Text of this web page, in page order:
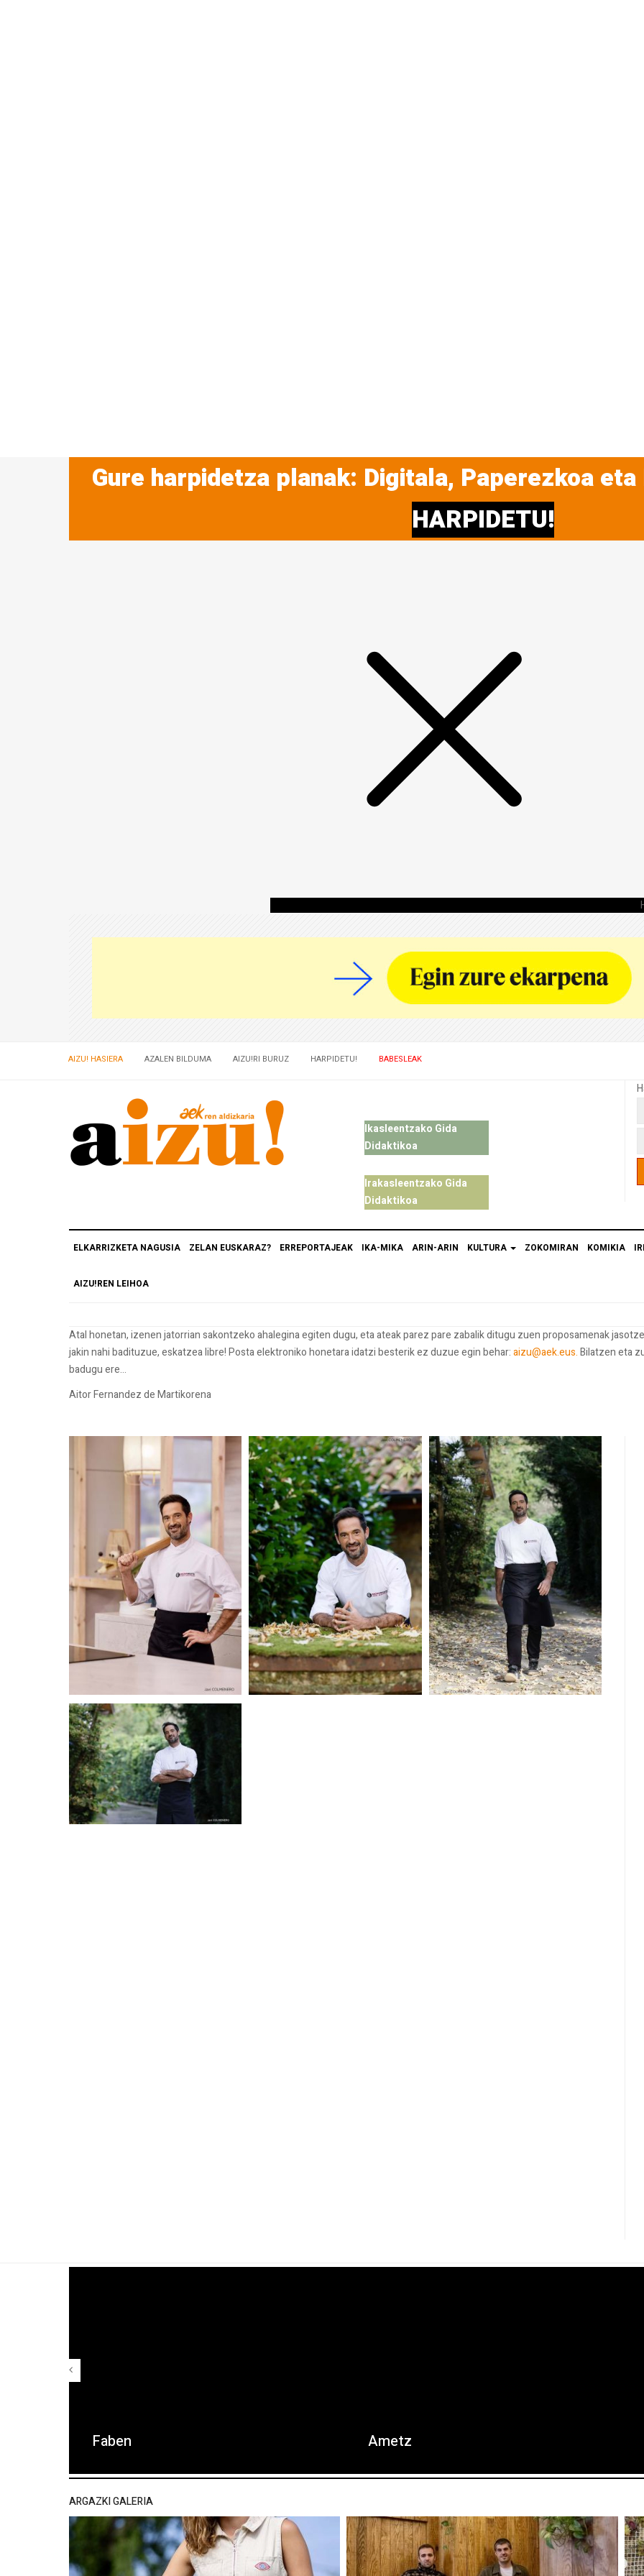
Gure harpidetza planak: Digitala, Paperezkoa
HARPIDETU!
AIZU! HASIERA AZALEN BILDUMA AIZU!RI BURUZ HARPIDETU! BABESLEAK
Ikasleentzako Gida
Didaktikoa
Irakasleentzako Gida
Didaktikoa
ELKARRIZKETA NAGUSIA ZELAN EUSKARAZ? ERREPORTAJEAK IKA-MIKA ARIN-ARIN KULTURA ZOKOMIRAN KOMIKIA
AIZU!REN LEIHOA
Atal honetan, izenen jatorrian sakontzeko ahalegina egiten dugu, eta ateak parez pare zabalik ditugu zuen proposamenak
jakin nahi badituzue, eskatzea libre! Posta elektroniko honetara idatzi besterik ez duzue egin behar:aizu@aek.eus.Bilatzen eta
badugu ere...
Aitor Fernandez de Martikorena
Faben Ametz
ARGAZKI GALERIA